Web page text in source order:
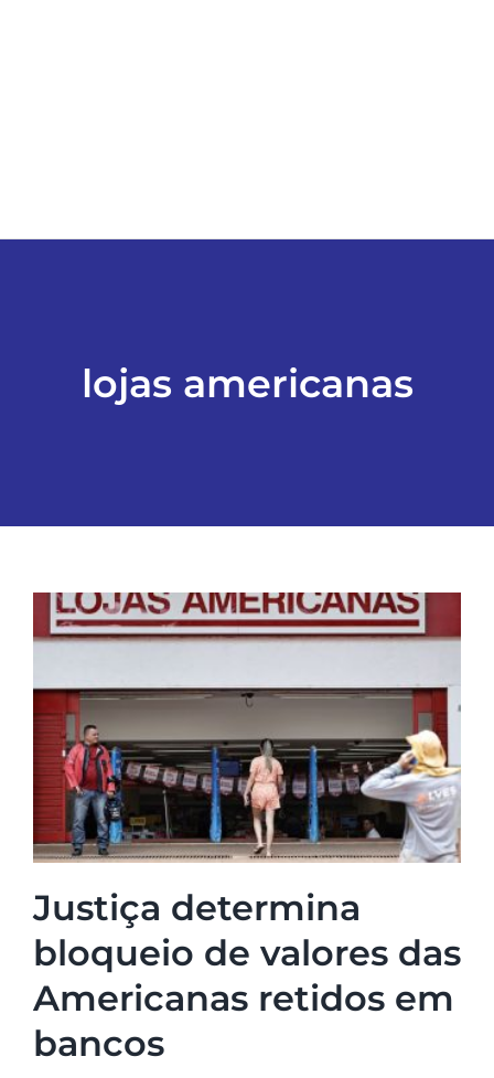
EDIÇÕES EM PDF
lojas americanas
Justiça determina
bloqueio de valores das
Americanas retidos em
bancos